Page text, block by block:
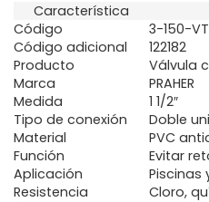
Característica
Código
3-150-VT
Código adicional
122182
Producto
Válvula
Marca
PRAHER
Medida
1 1/2″
Tipo de conexión
Doble
Material
PVC
Función
Evitar
Aplicación
Piscinas
Resistencia
Cloro,